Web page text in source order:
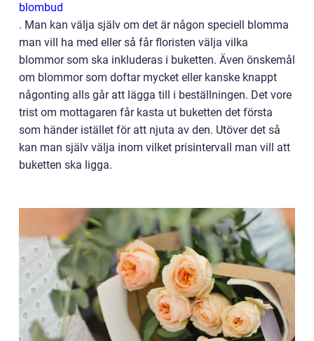
blombud
. Man kan välja själv om det är någon speciell blomma
man vill ha med eller så får floristen välja vilka
blommor som ska inkluderas i buketten. Även önskemål
om blommor som doftar mycket eller kanske knappt
någonting alls går att lägga till i beställningen. Det vore
trist om mottagaren får kasta ut buketten det första
som händer istället för att njuta av den. Utöver det så
kan man själv välja inom vilket prisintervall man vill att
buketten ska ligga.